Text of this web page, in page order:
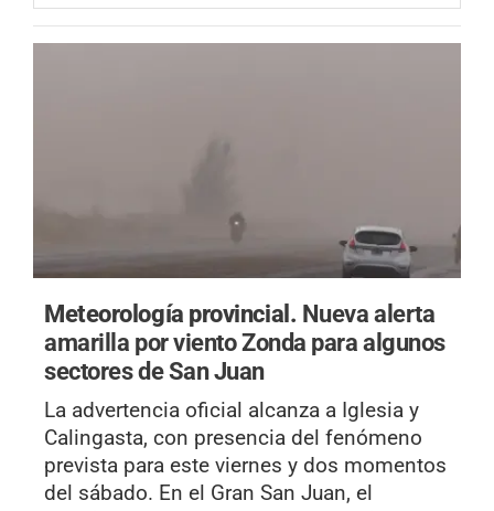
Meteorología provincial. Nueva alerta
amarilla por viento Zonda para algunos
sectores de San Juan
La advertencia oficial alcanza a Iglesia y
Calingasta, con presencia del fenómeno
prevista para este viernes y dos momentos
del sábado. En el Gran San Juan, el